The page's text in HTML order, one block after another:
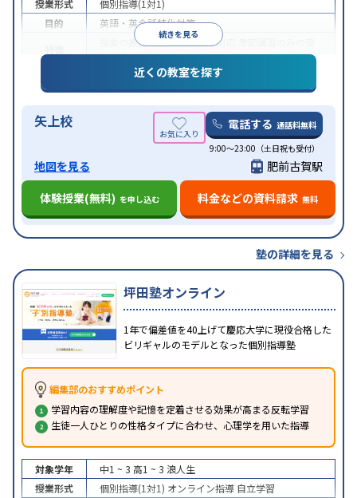
続きを見る
授業形式
個別指導(1対1)
目的
英語・英会話特化対策
授業の振替可能オンライン対応
講可発達障害の子どもに対応自習室あり
近くの教室を探す
矢上校 電話する 通話料無料
9:00～23:00（土日祝も受付）
地図を見る
肥前古賀駅
体験授業(無料) を申し込む 料金などの資料請求 無料
塾の詳細を見る
坪田塾オンライン
1年で偏差値を40上げて慶応大学に現役合格した
ビリギャルのモデルとなった個別指導塾
編集部のおすすめポイント
学習内容の理解度や記憶を定着させる効果が高まる反転学習
生徒一人ひとりの性格タイプに合わせ、心理学を用いた指導
対象学年 中1 ~ 3 高1 ~ 3 浪人生
授業形式
個別指導(1対1) オンライン指導 自立学習